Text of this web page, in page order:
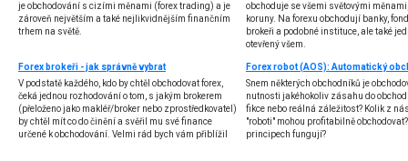
je obchodování s cizími měnami (forex trading) a je
zároveň největším a také nejlikvidnějším finančním
trhem na světě.
obchoduje se všemi světovými
koruny. Na forexu obchodují banky,
brokeři a podobné instituce, ale také
otevřený všem.
Forex brokeři - jak správně vybrat
V podstatě každého, kdo by chtěl obchodovat forex,
čeká jednou rozhodování o tom, s jakým brokerem
(přeloženo jako makléř/broker nebo zprostředkovatel)
by chtěl mít co do činění a svěřil mu své finance
určené k obchodování. Velmi rád bych vám přiblížil
Snem některých obchodníků je
nutnosti jakéhokoliv zásahu do
fikce nebo reálná záležitost? Kolik z
"roboti" mohou profitabilně
principech fungují?